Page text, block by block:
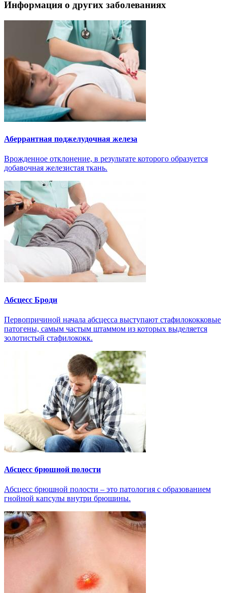
Информация о других заболеваниях
Аберрантная поджелудочная железа
Врожденное отклонение, в результате которого образуется
добавочная железистая ткань.
Абсцесс Броди
Первопричиной начала абсцесса выступают стафилококковые
патогены, самым частым штаммом из которых выделяется
золотистый стафилококк.
Абсцесс брюшной полости
Абсцесс брюшной полости – это патология с образованием
гнойной капсулы внутри брюшины.